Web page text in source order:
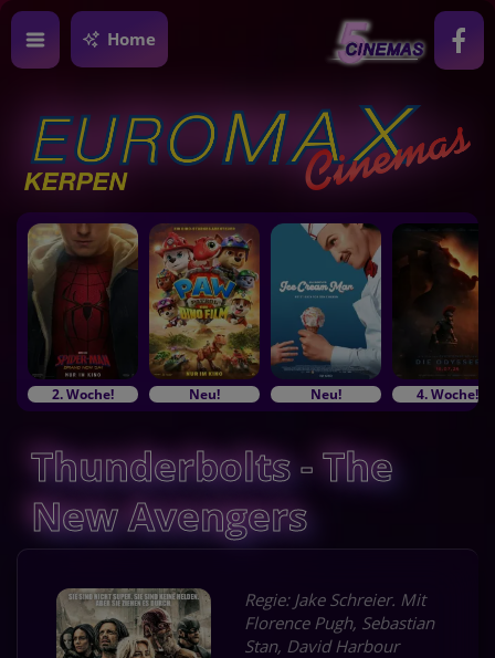
Home
2. Woche! Neu! Neu! 4. Woche!
Thunderbolts - The
New Avengers
Regie: Jake Schreier. Mit
Florence Pugh, Sebastian
Stan, David Harbour